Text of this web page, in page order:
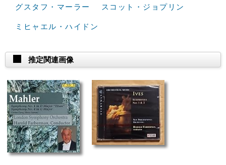
グスタフ・マーラー スコット・ジョプリン
ミヒャエル・ハイドン
推定関連画像